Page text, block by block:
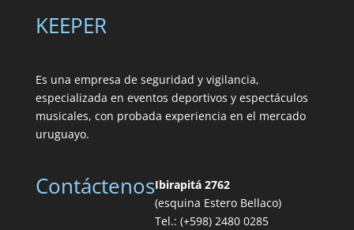
KEEPER
Es una empresa de seguridad y vigilancia,
especializada en eventos deportivos y espectáculos
musicales, con probada experiencia en el mercado
uruguayo.
ContáctenosIbirapitá 2762
(esquina Estero Bellaco)
Tel.: (+598) 2480 0285